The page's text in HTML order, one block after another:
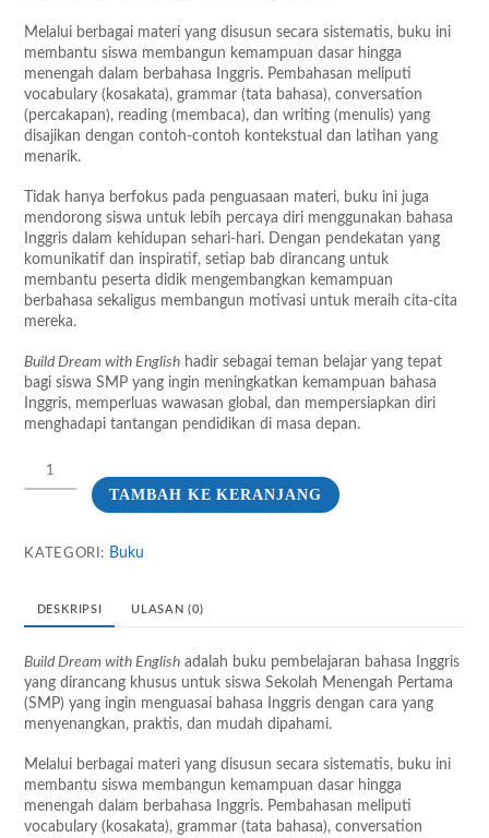
Melalui berbagai materi yang disusun secara sistematis, buku ini
membantu siswa membangun kemampuan dasar hingga
menengah dalam berbahasa Inggris. Pembahasan meliputi
vocabulary (kosakata), grammar (tata bahasa), conversation
(percakapan), reading (membaca), dan writing (menulis) yang
disajikan dengan contoh-contoh kontekstual dan latihan yang
menarik.
Tidak hanya berfokus pada penguasaan materi, buku ini juga
mendorong siswa untuk lebih percaya diri menggunakan bahasa
Inggris dalam kehidupan sehari-hari. Dengan pendekatan yang
komunikatif dan inspiratif, setiap bab dirancang untuk
membantu peserta didik mengembangkan kemampuan
berbahasa sekaligus membangun motivasi untuk meraih cita-cita
mereka.
Build Dream with English hadir sebagai teman belajar yang tepat
bagi siswa SMP yang ingin meningkatkan kemampuan bahasa
Inggris, memperluas wawasan global, dan mempersiapkan diri
menghadapi tantangan pendidikan di masa depan.
Kuantitas
Build
English!
preparing
your
high
school
TAMBAH KE KERANJANG
KATEGORI: Buku
DESKRIPSI ULASAN (0)
Build Dream with English adalah buku pembelajaran bahasa Inggris
yang dirancang khusus untuk siswa Sekolah Menengah Pertama
(SMP) yang ingin menguasai bahasa Inggris dengan cara yang
menyenangkan, praktis, dan mudah dipahami.
Melalui berbagai materi yang disusun secara sistematis, buku ini
membantu siswa membangun kemampuan dasar hingga
menengah dalam berbahasa Inggris. Pembahasan meliputi
vocabulary (kosakata), grammar (tata bahasa), conversation